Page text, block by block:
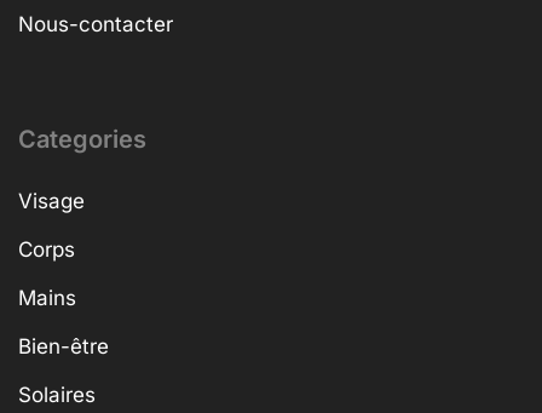
Nous-contacter
Categories
Visage
Corps
Mains
Bien-être
Solaires